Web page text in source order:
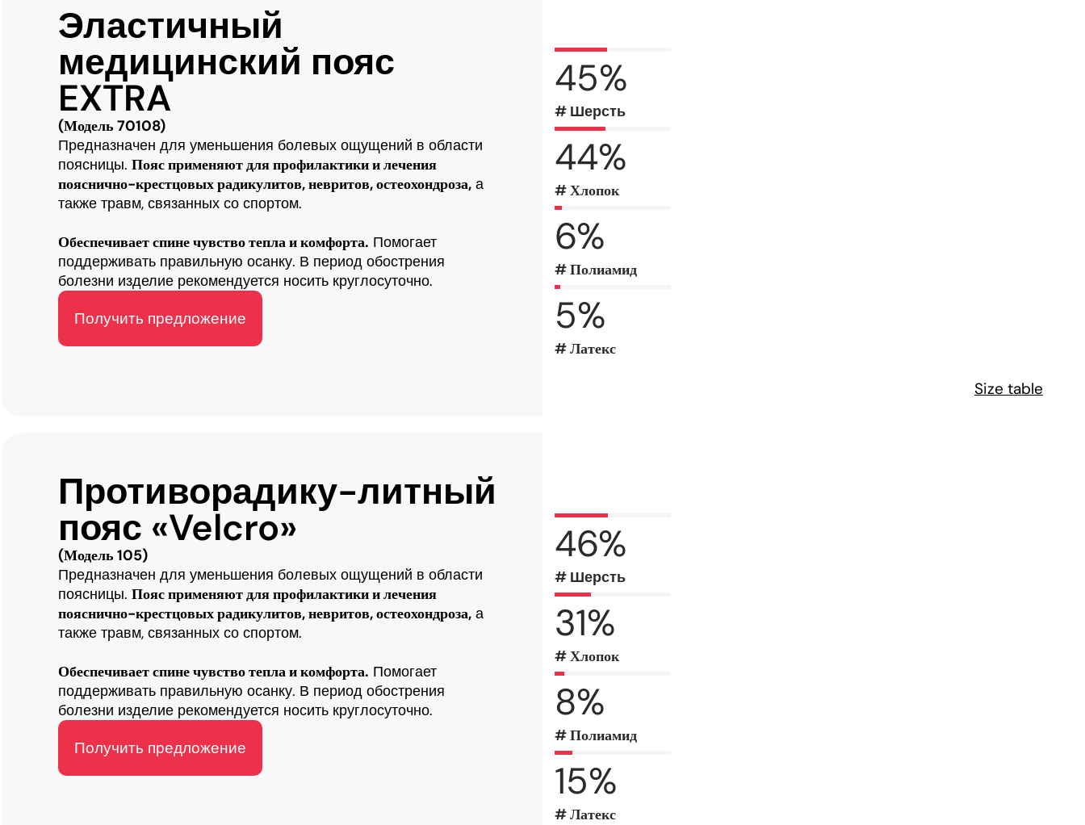
Эластичный
медицинский пояс
EXTRA
(Модель 70108)
Предназначен для уменьшения болевых ощущений в области
поясницы. Пояс применяют для профилактики и лечения
пояснично-крестцовых радикулитов, невритов, остеохондроза, а
также травм, связанных со спортом.
Обеспечивает спине чувство тепла и комфорта. Помогает
поддерживать правильную осанку. В период обострения
болезни изделие рекомендуется носить круглосуточно.
Получить предложение
45%
# Шерсть
44%
# Хлопок
6%
# Полиамид
5%
# Латекс
Size table
Противорадику-литный
пояс «Velcro»
(Модель 105)
Предназначен для уменьшения болевых ощущений в области
поясницы. Пояс применяют для профилактики и лечения
пояснично-крестцовых радикулитов, невритов, остеохондроза, а
также травм, связанных со спортом.
Обеспечивает спине чувство тепла и комфорта. Помогает
поддерживать правильную осанку. В период обострения
болезни изделие рекомендуется носить круглосуточно.
Получить предложение
46%
# Шерсть
31%
# Хлопок
8%
# Полиамид
15%
# Латекс